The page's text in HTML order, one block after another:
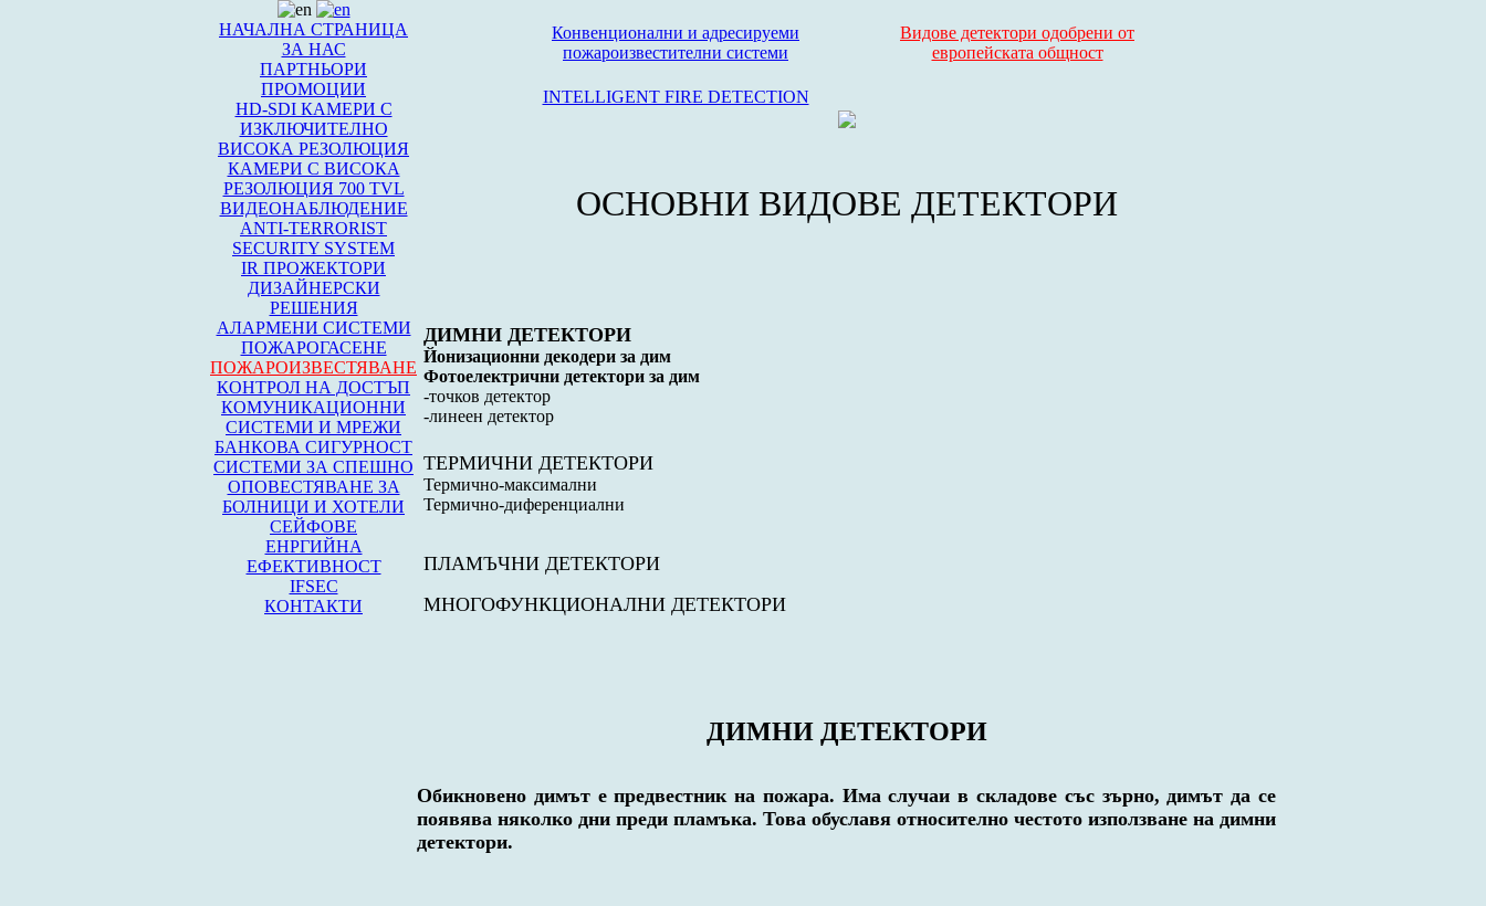
НАЧАЛНА СТРАНИЦА
ЗА НАС
ПАРТНЬОРИ
ПРОМОЦИИ
HD-SDI КАМЕРИ С
ИЗКЛЮЧИТЕЛНО
ВИСОКА РЕЗОЛЮЦИЯ
КАМЕРИ С ВИСОКА
РЕЗОЛЮЦИЯ 700 TVL
ВИДЕОНАБЛЮДЕНИЕ
ANTI-TERRORIST
SECURITY SYSTEM
IR ПРОЖЕКТОРИ
ДИЗАЙНЕРСКИ
РЕШЕНИЯ
АЛАРМЕНИ СИСТЕМИ
ПОЖАРОГАСЕНЕ
ПОЖАРОИЗВЕСТЯВАНЕ
КОНТРОЛ НА ДОСТЪП
КОМУНИКАЦИОННИ
СИСТЕМИ И МРЕЖИ
БАНКОВА СИГУРНОСТ
СИСТЕМИ ЗА СПЕШНО
ОПОВЕСТЯВАНЕ ЗА
БОЛНИЦИ И ХОТЕЛИ
СЕЙФОВЕ
ЕНРГИЙНА
ЕФЕКТИВНОСТ
IFSEC
КОНТАКТИ
Конвенционални и адресируеми
пожароизвестителни системи
Видове детектори одобрени от
европейската общност
INTELLIGENT FIRE DETECTION
ОСНОВНИ ВИДОВЕ ДЕТЕКТОРИ
ДИМНИ ДЕТЕКТОРИ
Йонизационни декодери за дим
Фотоелектрични детектори за дим
-точков детектор
-линеен детектор
ТЕРМИЧНИ ДЕТЕКТОРИ
Термично-максимални
Термично-диференциални
ПЛАМЪЧНИ ДЕТЕКТОРИ
МНОГОФУНКЦИОНАЛНИ ДЕТЕКТОРИ
ДИМНИ ДЕТЕКТОРИ
Обикновено димът е предвестник на пожара. Има случаи в складове със зърно, димът да се
появява няколко дни преди пламъка. Това обуславя относително честото използване на димни
детектори.